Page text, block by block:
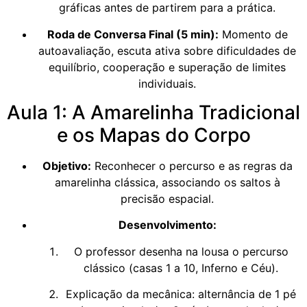
gráficas antes de partirem para a prática.
Roda de Conversa Final (5 min): Momento de
autoavaliação, escuta ativa sobre dificuldades de
equilíbrio, cooperação e superação de limites
individuais.
Aula 1: A Amarelinha Tradicional
e os Mapas do Corpo
Objetivo: Reconhecer o percurso e as regras da
amarelinha clássica, associando os saltos à
precisão espacial.
Desenvolvimento:
O professor desenha na lousa o percurso
clássico (casas 1 a 10, Inferno e Céu).
Explicação da mecânica: alternância de 1 pé